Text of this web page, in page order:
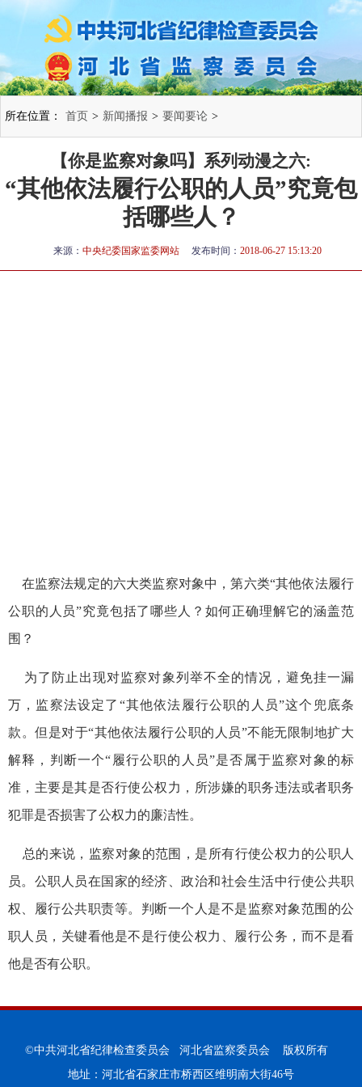
所在位置： 首页 > 新闻播报 > 要闻要论 >
【你是监察对象吗】系列动漫之六:
“其他依法履行公职的人员”究竟包
括哪些人？
来源： 中央纪委国家监委网站 发布时间： 2018-06-27 15:13:20
在监察法规定的六大类监察对象中，第六类“其他依法履行
公职的人员”究竟包括了哪些人？如何正确理解它的涵盖范
围？
为了防止出现对监察对象列举不全的情况，避免挂一漏
万，监察法设定了“其他依法履行公职的人员”这个兜底条
款。但是对于“其他依法履行公职的人员”不能无限制地扩大
解释，判断一个“履行公职的人员”是否属于监察对象的标
准，主要是其是否行使公权力，所涉嫌的职务违法或者职务
犯罪是否损害了公权力的廉洁性。
总的来说，监察对象的范围，是所有行使公权力的公职人
员。公职人员在国家的经济、政治和社会生活中行使公共职
权、履行公共职责等。判断一个人是不是监察对象范围的公
职人员，关键看他是不是行使公权力、履行公务，而不是看
他是否有公职。
©中共河北省纪律检查委员会 河北省监察委员会 版权所有
地址：河北省石家庄市桥西区维明南大街46号